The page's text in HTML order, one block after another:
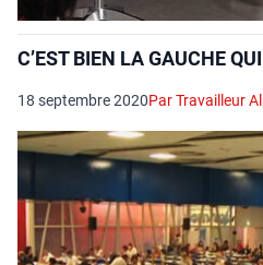
C’EST BIEN LA GAUCHE
18 septembre 2020Par Travailleur